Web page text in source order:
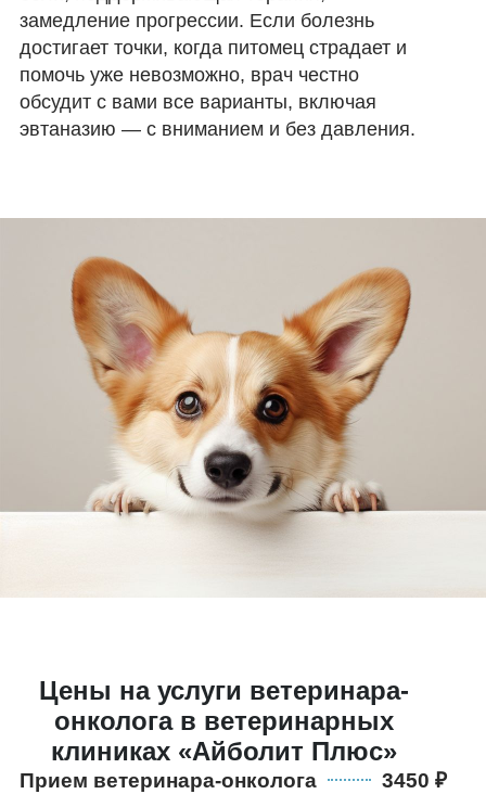
замедление прогрессии. Если болезнь
достигает точки, когда питомец страдает и
помочь уже невозможно, врач честно
обсудит с вами все варианты, включая
эвтаназию — с вниманием и без давления.
Цены на услуги ветеринара-
онколога в ветеринарных
клиниках «Айболит Плюс»
Прием ветеринара-онколога 3450